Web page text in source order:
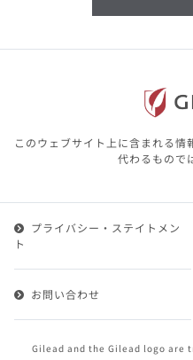
含む）の情報は、
本サイト内の情報
が行なうべきアド
るものではありま
ている情報は、決
1.会員とは、医療関係者
ービスに登録を申し込み
いいます。
けることができます。
このウェブサイト上に含まれる
代わるもので
Gilead and the Gilead logo are
プライバシー・ステイトメン
ト
お問い合わせ